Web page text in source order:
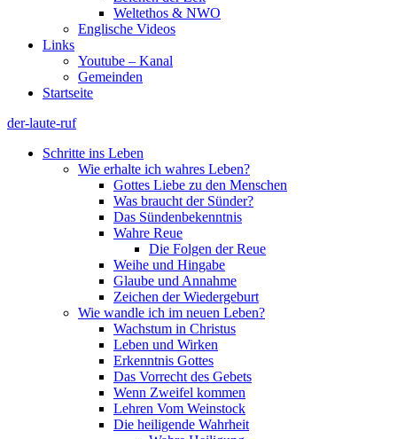
Weltethos & NWO
Englische Videos
Links
Youtube – Kanal
Gemeinden
Startseite
der-laute-ruf
Schritte ins Leben
Wie erhalte ich wahres Leben?
Gottes Liebe zu den Menschen
Was braucht der Sünder?
Das Sündenbekenntnis
Wahre Reue
Die Folgen der Reue
Weihe und Hingabe
Glaube und Annahme
Zeichen der Wiedergeburt
Wie wandle ich im neuen Leben?
Wachstum in Christus
Leben und Wirken
Erkenntnis Gottes
Das Vorrecht des Gebets
Wenn Zweifel kommen
Lehren Vom Weinstock
Die heiligende Wahrheit